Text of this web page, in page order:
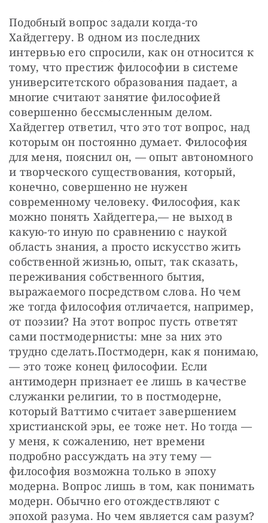
Подобный вопрос задали когда-то
Хайдеггеру. В одном из последних
интервью его спросили, как он относится к
тому, что престиж философии в системе
университетского образования падает, а
многие считают занятие философией
совершенно бессмысленным делом.
Хайдеггер ответил, что это тот вопрос, над
которым он постоянно думает. Философия
для меня, пояснил он, — опыт автономного
и творческого существования, который,
конечно, совершенно не нужен
современному человеку. Философия, как
можно понять Хайдеггера,— не выход в
какую-то иную по сравнению с наукой
область знания, а просто искусство жить
собственной жизнью, опыт, так сказать,
переживания собственного бытия,
выражаемого посредством слова. Но чем
же тогда философия отличается, например,
от поэзии? На этот вопрос пусть ответят
сами постмодернисты: мне за них это
трудно сделать.Постмодерн, как я понимаю,
— это тоже конец философии. Если
антимодерн признает ее лишь в качестве
служанки религии, то в пост­модерне,
который Ваттимо считает завершением
христианской эры, ее тоже нет. Но тогда —
у меня, к сожалению, нет времени
подробно рассуждать на эту тему —
философия возможна только в эпоху
модерна. Вопрос лишь в том, как понимать
модерн. Обычно его отождествляют с
эпохой разума. Но чем является сам разум?